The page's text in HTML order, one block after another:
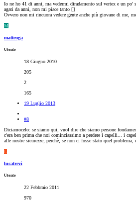
Io ne ho 41 di anni, ma vedermi diradamento sul vertex e un po'
agati da anni, non mi piace tanto []
Ovvero non mi rincuora vedere gente anche più giovane di me,
M
matteoga
Utente
18 Giugno 2010
205
2
165
19 Luglio 2013
#8
Diciamocelo: se siamo qui, vuol dire che siamo persone
c'era ben prima che noi cominciassimo a perdere i capelli... i
alle nostre sicurezze, perchè, se non ci fosse stato quel
L
lucatrevi
Utente
22 Febbraio 2011
970